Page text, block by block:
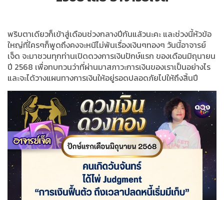
พริบตาเดียวก็เข้าสู่เดือนช่วงกลางปีกันแล้วนะคะ และช่วงนี้หัวข้อ
ใหญ่ที่ใครๆก็พูดถึงคงจะหนีไม่พ้นเรื่องเงินๆทองๆ วันนี้อาจารย์
เจ็ด จะมาชวนทุกท่านเปิดดวงการเงินปักษ์แรก ของเดือนมิถุนายน
ปี 2568 เพื่อทบทวนว่าที่ผ่านมาสภาวะการเงินของเราเป็นอย่างไร
และจะได้วางแผนทางการเงินให้อยู่รอดปลอดภัยไปให้ถึงสิ้นปี